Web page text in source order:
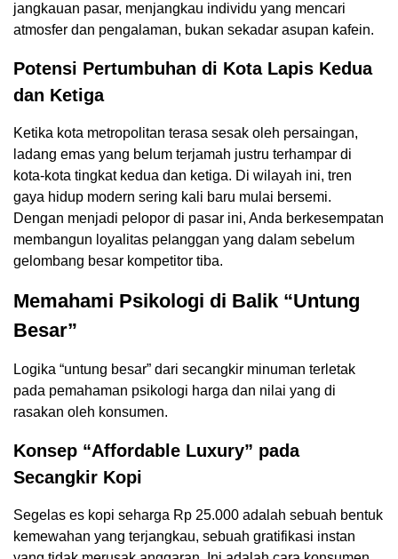
jangkauan pasar, menjangkau individu yang mencari
atmosfer dan pengalaman, bukan sekadar asupan kafein.
Potensi Pertumbuhan di Kota Lapis Kedua
dan Ketiga
Ketika kota metropolitan terasa sesak oleh persaingan,
ladang emas yang belum terjamah justru terhampar di
kota-kota tingkat kedua dan ketiga. Di wilayah ini, tren
gaya hidup modern sering kali baru mulai bersemi.
Dengan menjadi pelopor di pasar ini, Anda berkesempatan
membangun loyalitas pelanggan yang dalam sebelum
gelombang besar kompetitor tiba.
Memahami Psikologi di Balik “Untung
Besar”
Logika “untung besar” dari secangkir minuman terletak
pada pemahaman psikologi harga dan nilai yang di
rasakan oleh konsumen.
Konsep “Affordable Luxury” pada
Secangkir Kopi
Segelas es kopi seharga Rp 25.000 adalah sebuah bentuk
kemewahan yang terjangkau, sebuah gratifikasi instan